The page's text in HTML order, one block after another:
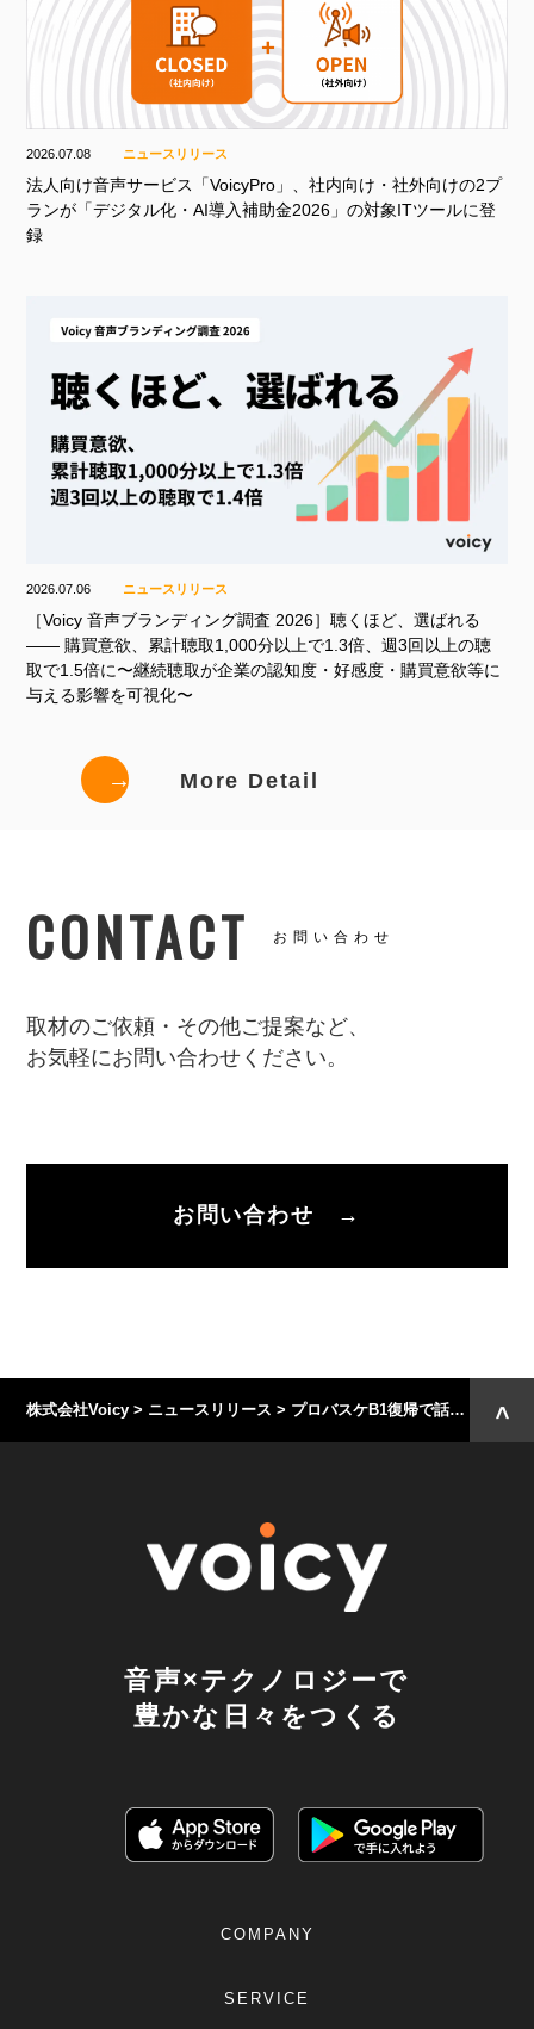
2026.07.08 ニュースリリース
法人向け音声サービス「VoicyPro」、社内向け・社外向けの2プ
ランが「デジタル化・AI導入補助金2026」の対象ITツールに登
録
2026.07.06 ニュースリリース
［Voicy 音声ブランディング調査 2026］聴くほど、選ばれる
—— 購買意欲、累計聴取1,000分以上で1.3倍、週3回以上の聴
取で1.5倍に〜継続聴取が企業の認知度・好感度・購買意欲等に
与える影響を可視化〜
→ More Detail
CONTACT お問い合わせ
取材のご依頼・その他ご提案など、
お気軽にお問い合わせください。
お問い合わせ →
株式会社Voicy > ニュースリリース > プロバスケB1復帰で話題「滋賀レイクス」がVoicyで公式チャンネルを開設し、本日より放送開始！
音声×テクノロジーで
豊かな日々をつくる
COMPANY
SERVICE